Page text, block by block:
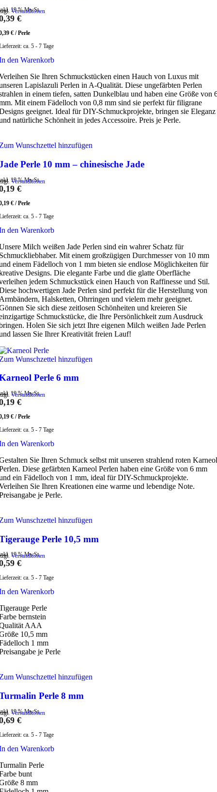
19 % MwSt.
Versandkosten
€
€ /Perle
ca. 5 - 7 Tage
den Warenkorb
Sie Ihren Schmuckstücken einen Hauch von Luxus mit
Lapislazuli Perlen in A-Qualität. Diese ungefärbten Perlen
in einem tiefen, satten Dunkelblau und haben eine Größe von
Mit einem Fädelloch von 0,8 mm sind sie perfekt für filigrane
geeignet. Ideal für DIY-Schmuckprojekte, bringen sie Eleganz
natürliche Schönheit in jedes Accessoire. Preis je Perle.
Wunschzettel hinzufügen
Perle 10 mm – chinesische Jade
19 % MwSt.
Versandkosten
€
€ /Perle
ca. 5 - 7 Tage
den Warenkorb
Milch weißen Jade Perlen sind ein wahrer Schatz für
Mit einem großzügigen Durchmesser von 10 mm
einem Fädelloch von 1 mm bieten sie endlose Möglichkeiten für
Designs. Die elegante Farbe und die glatte Oberfläche
jedem Schmuckstück einen Hauch von Raffinesse und Stil.
hochwertigen Jade Perlen sind perfekt für die Herstellung von
Halsketten, Ohrringen und vielem mehr geeignet.
Sie sich diese zeitlosen Schönheiten und kreieren Sie
Schmuckstücke, die Ihre Persönlichkeit zum Ausdruck
Holen Sie sich jetzt Ihre eigenen Milch weißen Jade Perlen
lassen Sie Ihrer Kreativität freien Lauf!
Wunschzettel hinzufügen
Perle 6 mm
19 % MwSt.
Versandkosten
€
€ /Perle
ca. 5 - 7 Tage
den Warenkorb
Sie Ihren Schmuck selbst mit unseren strahlend roten Karneol
Diese gefärbten Karneol Perlen haben eine Größe von 6 mm
ein Fädelloch von 1 mm, ideal für DIY-Schmuckprojekte.
Sie Ihren Kreationen eine warme und lebendige Note.
je Perle.
Wunschzettel hinzufügen
Perle 10,5 mm
19 % MwSt.
Versandkosten
€
ca. 5 - 7 Tage
den Warenkorb
Perle
bernstein
AAA
10,5 mm
1 mm
je Perle
Wunschzettel hinzufügen
Perle 8 mm
19 % MwSt.
Versandkosten
€
ca. 5 - 7 Tage
den Warenkorb
Perle
bunt
8 mm